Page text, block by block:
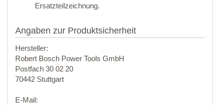
Ersatzteilzeichnung.
Angaben zur Produktsicherheit
Hersteller:
Robert Bosch Power Tools GmbH
Postfach 30 02 20
70442 Stuttgart
E-Mail: